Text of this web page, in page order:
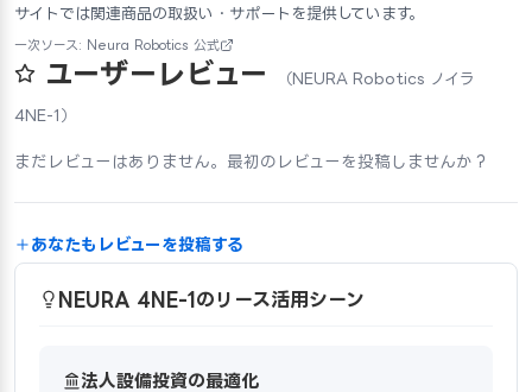
サイトでは関連商品の取扱い・サポートを提供しています。
一次ソース: Neura Robotics 公式
ユーザーレビュー （NEURA Robotics ノイラ
4NE-1）
まだレビューはありません。最初のレビューを投稿しませんか？
あなたもレビューを投稿する
NEURA 4NE-1のリース活用シーン
法人設備投資の最適化